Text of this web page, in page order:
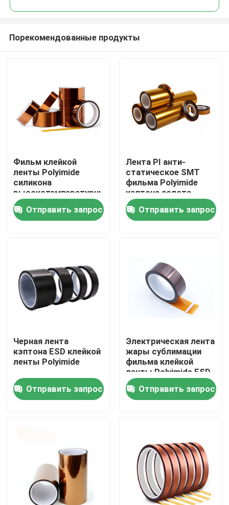
Дом
О нас
Путешествие фабрики
Проверка качества
Спросите цитату
Клейкая лента бумаги Kraft
Клейкая лента ЛЮБИМЦА
Порекомендованные продукты
Фильм клейкой
ленты Polyimide
силикона
высокотемпературный
Отправить запрос
Лента PI анти-
статическое SMT
фильма Polyimide
кэптона золота
Отправить запрос
Черная лента
кэптона ESD клейкой
ленты Polyimide
Отправить запрос
Электрическая лента
жары сублимации
фильма клейкой
ленты Polyimide ESD
PI для класса PCB h
Отправить запрос